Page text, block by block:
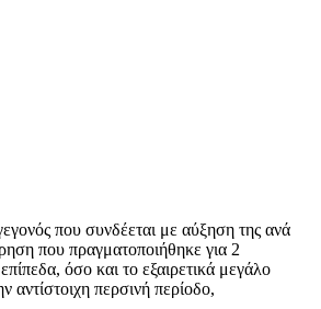
που συνδέεται με αύξηση της ανά
που πραγματοποιήθηκε για 2
όσο και το εξαιρετικά μεγάλο
περσινή περίοδο,